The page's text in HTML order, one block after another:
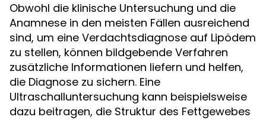
Obwohl die klinische Untersuchung und die
Anamnese in den meisten Fällen ausreichend
sind, um eine Verdachtsdiagnose auf Lipödem
zu stellen, können bildgebende Verfahren
zusätzliche Informationen liefern und helfen,
die Diagnose zu sichern. Eine
Ultraschalluntersuchung kann beispielsweise
dazu beitragen, die Struktur des Fettgewebes